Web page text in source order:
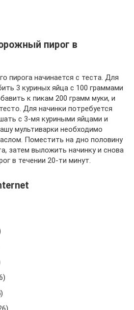
пирог в
пирога начинается с теста. Для
3 куриных яйца с 100 граммами
к пикам 200 грамм муки, и
Для начинки потребуется
с 3-мя куриными яйцами и
мультиварки необходимо
Поместить на дно половину
затем выложить начинку и снова
в течении 20-ти минут.